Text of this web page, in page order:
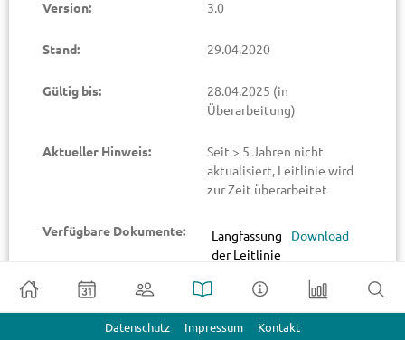
Version: 3.0
Stand: 29.04.2020
Gültig bis: 28.04.2025 (in
Überarbeitung)
Aktueller Hinweis:
Seit > 5 Jahren nicht
aktualisiert, Leitlinie wird
zur Zeit überarbeitet
Verfügbare Dokumente:
Langfassung
der Leitlinie
Hypertonie
Download
Leitlinienreport
Datenschutz Impressum Kontakt